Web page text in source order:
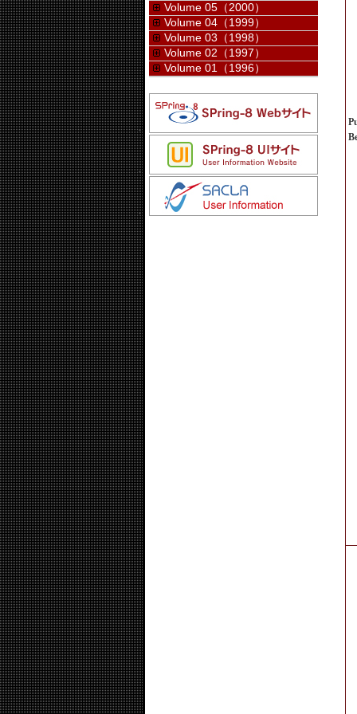
Volume 05（2000）
Volume 04（1999）
Volume 03（1998）
Volume 02（1997）
Volume 01（1996）